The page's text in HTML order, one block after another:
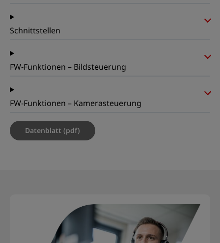
Schnittstellen
FW-Funktionen – Bildsteuerung
FW-Funktionen – Kamerasteuerung
Datenblatt (pdf)